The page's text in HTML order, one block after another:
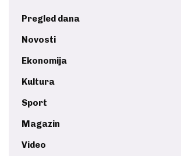
Pregled dana
Novosti
Ekonomija
Kultura
Sport
Magazin
Video